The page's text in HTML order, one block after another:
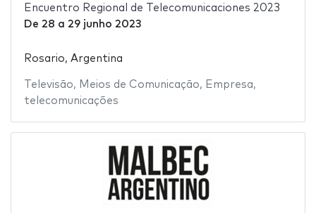
Encuentro Regional de Telecomunicaciones 2023
De 28 a 29 junho 2023
Rosario, Argentina
Televisão, Meios de Comunicação, Empresa,
telecomunicações